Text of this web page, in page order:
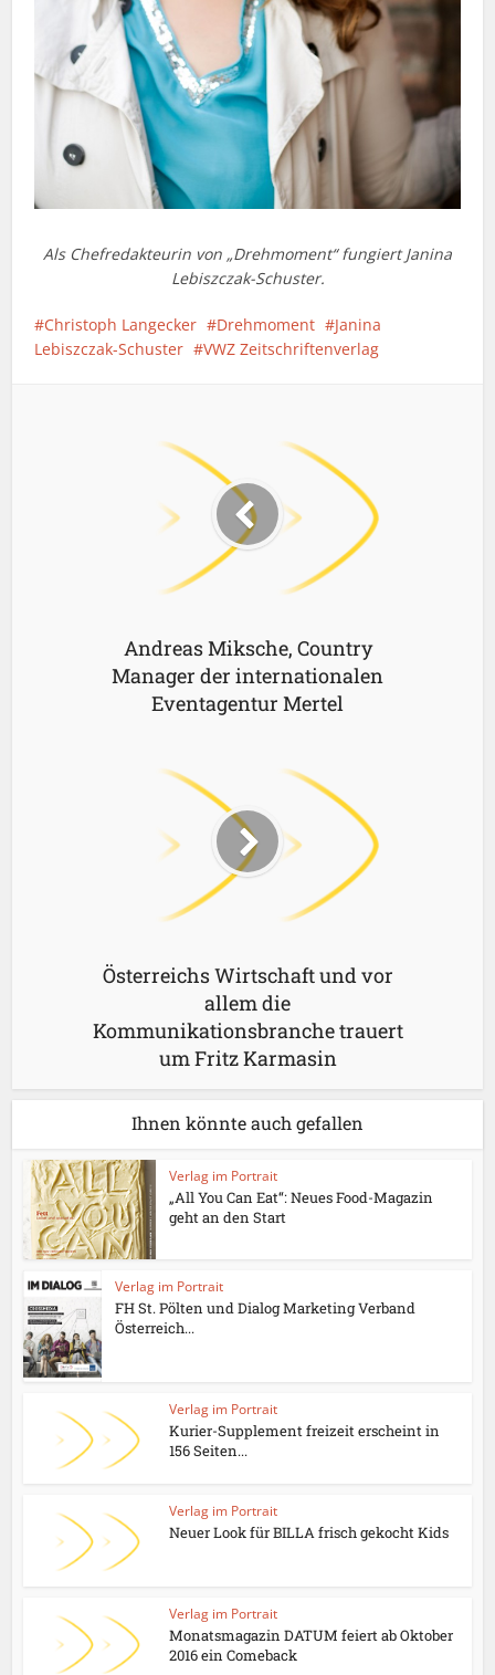
Als Chefredakteurin von „Drehmoment“ fungiert Janina
Lebiszczak-Schuster.
Christoph Langecker Drehmoment
Janina
Lebiszczak-Schuster
VWZ Zeitschriftenverlag
Andreas Miksche, Country
Manager der internationalen
Eventagentur Mertel
Österreichs Wirtschaft und vor
allem die
Kommunikationsbranche trauert
um Fritz Karmasin
Ihnen könnte auch gefallen
Verlag im Portrait
„All You Can Eat“: Neues Food-Magazin
geht an den Start
Verlag im Portrait
FH St. Pölten und Dialog Marketing Verband
Österreich...
Verlag im Portrait
Kurier-Supplement freizeit erscheint in
156 Seiten...
Verlag im Portrait
Neuer Look für BILLA frisch gekocht Kids
Verlag im Portrait
Monatsmagazin DATUM feiert ab Oktober
2016 ein Comeback